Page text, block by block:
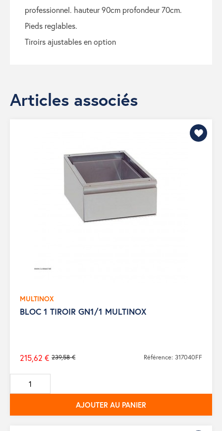
professionnel. hauteur 90cm profondeur 70cm.
pieds reglables.
tiroirs ajustables en option
Articles associés
MULTINOX
BLOC 1 TIROIR GN1/1 MULTINOX
Prix
de
base
239,58 €
215,62 € Référence: 317040FF
AJOUTER AU PANIER